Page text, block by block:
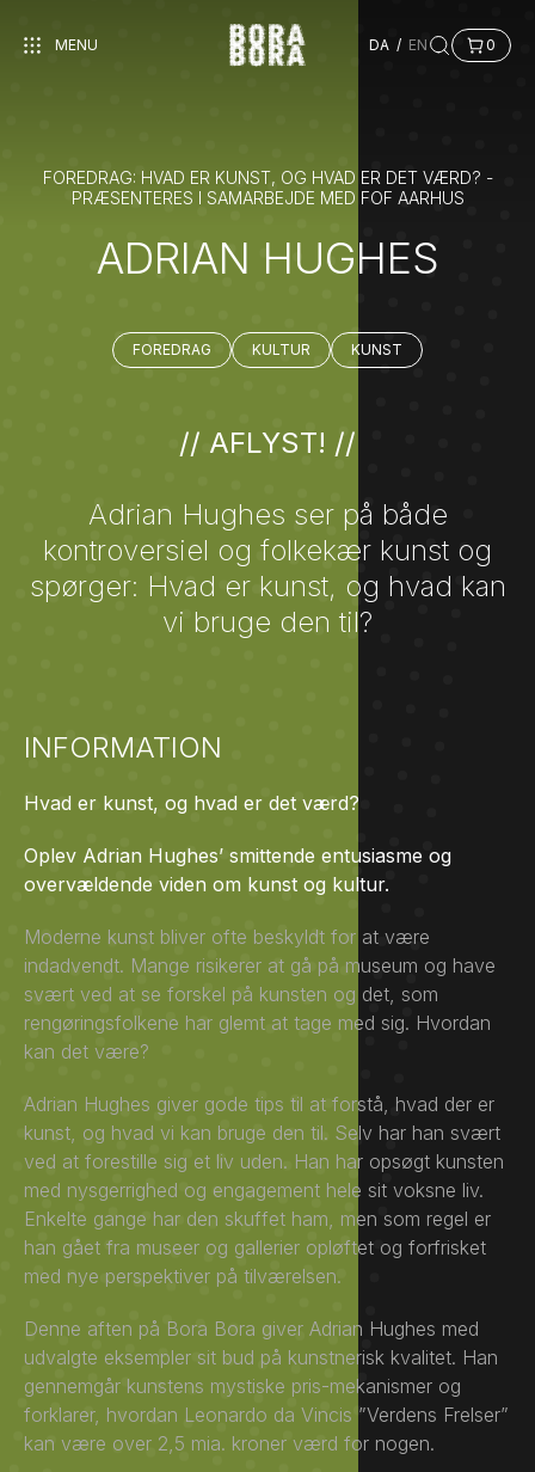
MENU DA / EN 0
FOREDRAG: HVAD ER KUNST, OG HVAD ER DET VÆRD? -
PRÆSENTERES I SAMARBEJDE MED FOF AARHUS
ADRIAN HUGHES
FOREDRAG KULTUR KUNST
// AFLYST! //
Adrian Hughes ser på både
kontroversiel og folkekær kunst og
spørger: Hvad er kunst, og hvad kan
vi bruge den til?
INFORMATION
Hvad er kunst, og hvad er det værd?
Oplev Adrian Hughes’ smittende entusiasme og
overvældende viden om kunst og kultur.
Moderne kunst bliver ofte beskyldt for at være
indadvendt. Mange risikerer at gå på museum og have
svært ved at se forskel på kunsten og det, som
rengøringsfolkene har glemt at tage med sig. Hvordan
kan det være?
Adrian Hughes giver gode tips til at forstå, hvad der er
kunst, og hvad vi kan bruge den til. Selv har han svært
ved at forestille sig et liv uden. Han har opsøgt kunsten
med nysgerrighed og engagement hele sit voksne liv.
Enkelte gange har den skuffet ham, men som regel er
han gået fra museer og gallerier opløftet og forfrisket
med nye perspektiver på tilværelsen.
Denne aften på Bora Bora giver Adrian Hughes med
udvalgte eksempler sit bud på kunstnerisk kvalitet. Han
gennemgår kunstens mystiske pris-mekanismer og
forklarer, hvordan Leonardo da Vincis ”Verdens Frelser”
kan være over 2,5 mia. kroner værd for nogen.